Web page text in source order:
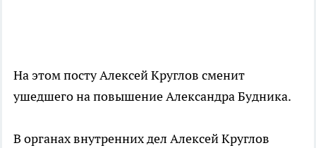
На этом посту Алексей Круглов сменит
ушедшего на повышение Александра Будника.
В органах внутренних дел Алексей Круглов